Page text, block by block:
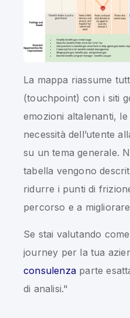
La mappa riassume
(touchpoint) con i siti
emozioni altalenanti,
necessità dell’utente
su un tema generale.
tabella vengono
ridurre i punti di
percorso e a
Se stai valutando
journey per la tua
consulenza parte
di analisi."